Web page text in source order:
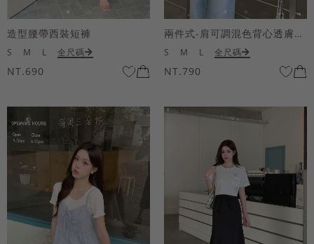
造型腰帶西裝短褲
S M L 全尺碼
NT.690
兩件式-肩可調混色背心透膚上衣套組
S M L 全尺碼
NT.790